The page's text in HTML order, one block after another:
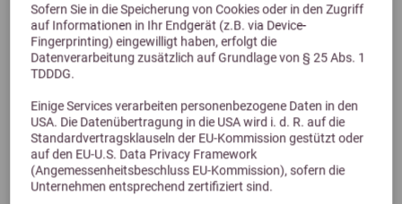
Sofern Sie in die Speicherung von Cookies oder in den Zugriff
auf Informationen in Ihr Endgerät (z.B. via Device-
Fingerprinting) eingewilligt haben, erfolgt die
Datenverarbeitung zusätzlich auf Grundlage von § 25 Abs. 1
TDDDG.
Einige Services verarbeiten personenbezogene Daten in den
USA. Die Datenübertragung in die USA wird i. d. R. auf die
Standardvertragsklauseln der EU-Kommission gestützt oder
auf den EU-U.S. Data Privacy Framework
(Angemessenheitsbeschluss EU-Kommission), sofern die
Unternehmen entsprechend zertifiziert sind.
DE-ÖKO-006
22,00 €